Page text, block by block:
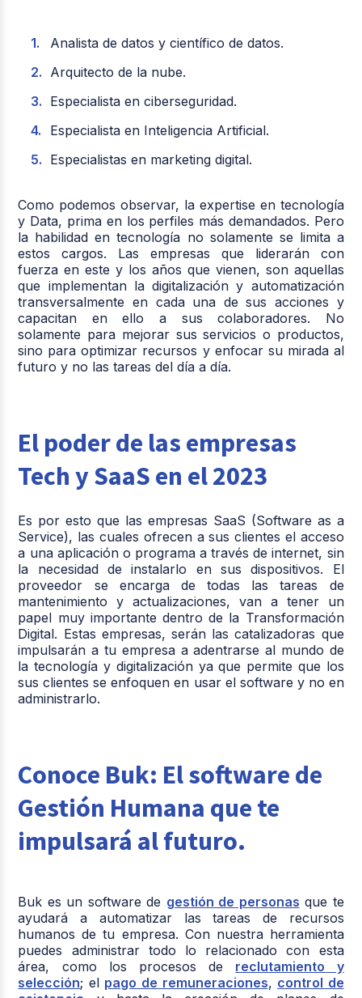
Analista de datos y científico de datos.
Arquitecto de la nube.
Especialista en ciberseguridad.
Especialista en Inteligencia Artificial.
Especialistas en marketing digital.
Como podemos observar, la expertise en tecnología
y Data, prima en los perfiles más demandados. Pero
la habilidad en tecnología no solamente se limita a
estos cargos. Las empresas que liderarán con
fuerza en este y los años que vienen, son aquellas
que implementan la digitalización y automatización
transversalmente en cada una de sus acciones y
capacitan en ello a sus colaboradores. No
solamente para mejorar sus servicios o productos,
sino para optimizar recursos y enfocar su mirada al
futuro y no las tareas del día a día.
El poder de las empresas
Tech y SaaS en el 2023
Es por esto que las empresas SaaS (Software as a
Service), las cuales ofrecen a sus clientes el acceso
a una aplicación o programa a través de internet, sin
la necesidad de instalarlo en sus dispositivos. El
proveedor se encarga de todas las tareas de
mantenimiento y actualizaciones, van a tener un
papel muy importante dentro de la Transformación
Digital. Estas empresas, serán las catalizadoras que
impulsarán a tu empresa a adentrarse al mundo de
la tecnología y digitalización ya que permite que los
sus clientes se enfoquen en usar el software y no en
administrarlo.
Conoce Buk: El software de
Gestión Humana que te
impulsará al futuro.
Buk es un software de gestión de personas que te
ayudará a automatizar las tareas de recursos
humanos de tu empresa. Con nuestra herramienta
puedes administrar todo lo relacionado con esta
área, como los procesos de reclutamiento y
selección; el pago de remuneraciones, control de